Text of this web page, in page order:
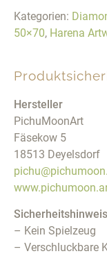
Kategorien:
50×70, Harena
Hersteller
PichuMoonArt
Fäsekow 5
18513 Deyelsdorf
Sicherheitshinweis
– Kein Spielzeug
– Verschluckbare